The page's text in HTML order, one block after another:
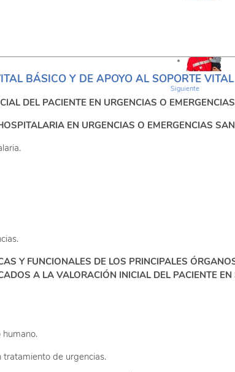
Siguiente
BÁSICO Y DE APOYO AL SOPORTE
DEL PACIENTE EN URGENCIAS O
EN URGENCIAS O EMERGENCIAS
Y FUNCIONALES DE LOS PRINCIPALES
A LA VALORACIÓN INICIAL DEL PACIENTE
de urgencias.